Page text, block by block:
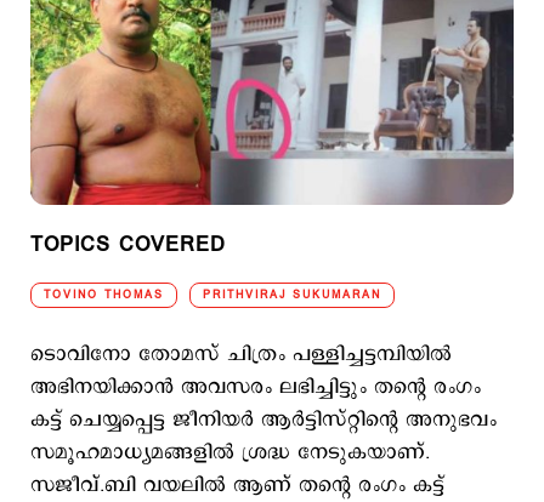
TOPICS COVERED
TOVINO THOMAS PRITHVIRAJ SUKUMARAN
ടൊവിനോ തോമസ് ചിത്രം പള്ളിച്ചട്ടമ്പിയില്‍
അഭിനയിക്കാന്‍ അവസരം ലഭിച്ചിട്ടും തന്‍റെ രംഗം
കട്ട് ചെയ്യപ്പെട്ട ജീനിയര്‍ ആര്‍ട്ടിസ്റ്റിന്‍റെ അനുഭവം
സമൂഹമാധ്യമങ്ങളില്‍ ശ്രദ്ധ നേടുകയാണ്.
സജീവ്.ബി വയലില്‍ ആണ് തന്‍റെ രംഗം കട്ട്